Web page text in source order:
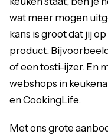
wat meer mogen
kans is groot dat jij
product.
of een tosti-ijzer. En
webshops in
en CookingLife.
Met ons grote